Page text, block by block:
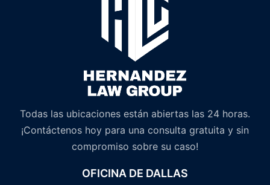
Todas las ubicaciones están abiertas las 24 horas.
¡Contáctenos hoy para una consulta gratuita y sin
compromiso sobre su caso!
OFICINA DE DALLAS